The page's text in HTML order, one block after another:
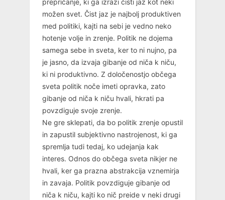
prepričanje, ki ga izrazi čisti jaz kot neki
možen svet. Čist jaz je najbolj produktiven
med politiki, kajti na sebi je vedno neko
hotenje volje in zrenje. Politik ne dojema
samega sebe in sveta, ker to ni nujno, pa
je jasno, da izvaja gibanje od niča k niču,
ki ni produktivno. Z določenostjo občega
sveta politik noče imeti opravka, zato
gibanje od niča k niču hvali, hkrati pa
povzdiguje svoje zrenje.
Ne gre sklepati, da bo politik zrenje opustil
in zapustil subjektivno nastrojenost, ki ga
spremlja tudi tedaj, ko udejanja kak
interes. Odnos do občega sveta nikjer ne
hvali, ker ga prazna abstrakcija vznemirja
in zavaja. Politik povzdiguje gibanje od
niča k niču, kajti ko nič preide v neki drugi